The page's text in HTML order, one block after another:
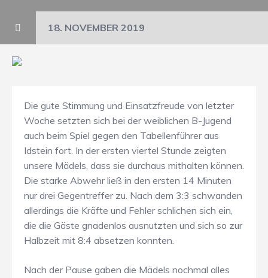
18. NOVEMBER 2019
Die gute Stimmung und Einsatzfreude von letzter
Woche setzten sich bei der weiblichen B-Jugend
auch beim Spiel gegen den Tabellenführer aus
Idstein fort. In der ersten viertel Stunde zeigten
unsere Mädels, dass sie durchaus mithalten können.
Die starke Abwehr ließ in den ersten 14 Minuten
nur drei Gegentreffer zu. Nach dem 3:3 schwanden
allerdings die Kräfte und Fehler schlichen sich ein,
die die Gäste gnadenlos ausnutzten und sich so zur
Halbzeit mit 8:4 absetzen konnten.
Nach der Pause gaben die Mädels nochmal alles